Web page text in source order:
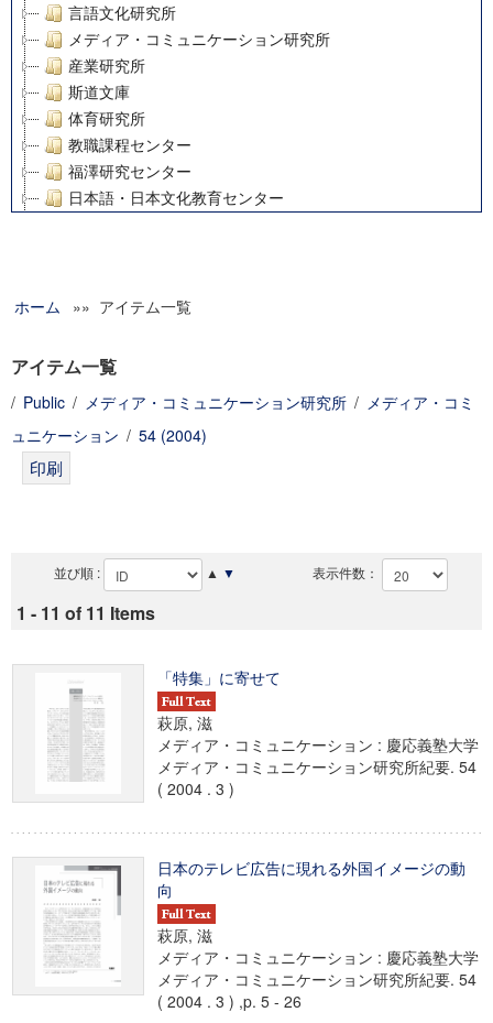
言語文化研究所
メディア・コミュニケーション研究所
産業研究所
斯道文庫
体育研究所
教職課程センター
福澤研究センター
日本語・日本文化教育センター
グローバルリサーチインスティテュート
科学研究費補助金研究成果報告書
慶應義塾大学グローバルCOEプログラム市民社会ガバナンス
慶應義塾大学グローバルCOEプログラム論理と感性の先端的
学術雑誌掲載論文等(8)
ホーム »» アイテム一覧
アイテム一覧
/ Public / メディア・コミュニケーション研究所 / メディア・コミ
ュニケーション / 54 (2004)
並び順 : ▲ ▼ 表示件数：
1 - 11 of 11 Items
「特集」に寄せて
萩原, 滋
メディア・コミュニケーション : 慶応義塾大学
メディア・コミュニケーション研究所紀要. 54
( 2004 . 3 )
日本のテレビ広告に現れる外国イメージの動
向
萩原, 滋
メディア・コミュニケーション : 慶応義塾大学
メディア・コミュニケーション研究所紀要. 54
( 2004 . 3 ) ,p. 5 - 26